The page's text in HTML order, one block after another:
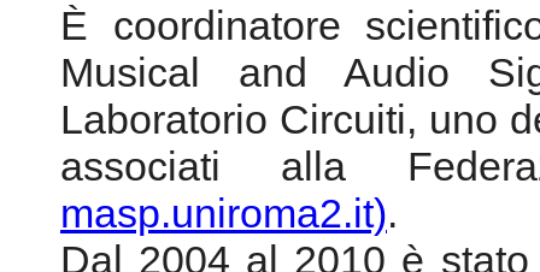
È coordinatore
Musical and Audio
Laboratorio Circuiti, uno
associati alla
masp.uniroma2.it).
Dal 2004 al 2010 è